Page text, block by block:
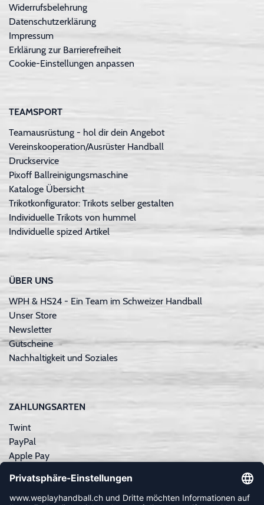
Widerrufsbelehrung
Datenschutzerklärung
Impressum
Erklärung zur Barrierefreiheit
Cookie-Einstellungen anpassen
TEAMSPORT
Teamausrüstung - hol dir dein Angebot
Vereinskooperation/Ausrüster Handball
Druckservice
Pixoff Ballreinigungsmaschine
Kataloge Übersicht
Trikotkonfigurator: Trikots selber gestalten
Individuelle Trikots von hummel
Individuelle spized Artikel
ÜBER UNS
WPH & HS24 - Ein Team im Schweizer Handball
Unser Store
Newsletter
Gutscheine
Nachhaltigkeit und Soziales
ZAHLUNGSARTEN
Twint
PayPal
Apple Pay
Kreditkarte
Rechnungskauf